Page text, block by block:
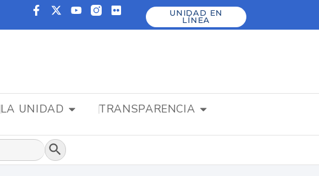
UNIDAD EN
LÍNEA
LA UNIDAD TRANSPARENCIA
Botón de búsqueda